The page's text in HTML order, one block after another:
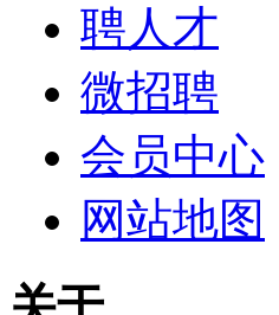
聘人才
微招聘
会员中心
网站地图